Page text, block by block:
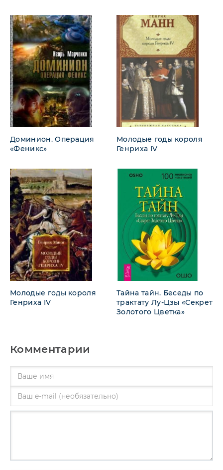
Доминион. Операция
«Феникс»
Молодые годы короля
Генриха IV
Молодые годы короля
Генриха IV
Тайна тайн. Беседы по
трактату Лу-Цзы «Секрет
Золотого Цветка»
Комментарии